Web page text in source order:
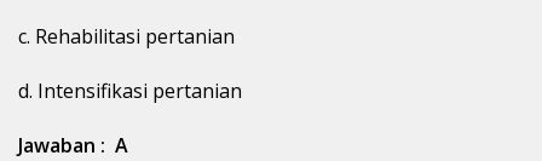
c. Rehabilitasi pertanian
d. Intensifikasi pertanian
Jawaban : A